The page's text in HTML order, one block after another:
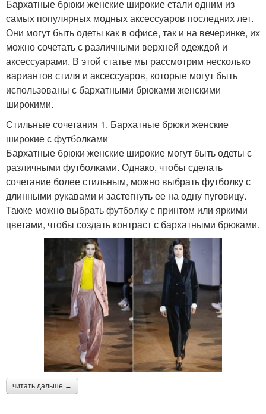
Бархатные брюки женские широкие стали одним из
самых популярных модных аксессуаров последних лет.
Они могут быть одеты как в офисе, так и на вечеринке, их
можно сочетать с различными верхней одеждой и
аксессуарами. В этой статье мы рассмотрим несколько
вариантов стиля и аксессуаров, которые могут быть
использованы с бархатными брюками женскими
широкими.
Стильные сочетания 1. Бархатные брюки женские
широкие с футболками
Бархатные брюки женские широкие могут быть одеты с
различными футболками. Однако, чтобы сделать
сочетание более стильным, можно выбрать футболку с
длинными рукавами и застегнуть ее на одну пуговицу.
Также можно выбрать футболку с принтом или яркими
цветами, чтобы создать контраст с бархатными брюками.
читать дальше →